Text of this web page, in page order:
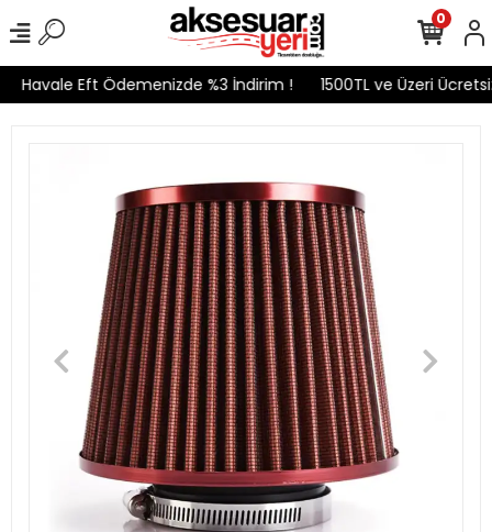
Havale Eft Ödemenizde %3 İndirim ! 1500TL ve Üzeri
0